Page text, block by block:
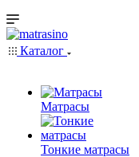
Каталог
Матрасы
Тонкие матрасы